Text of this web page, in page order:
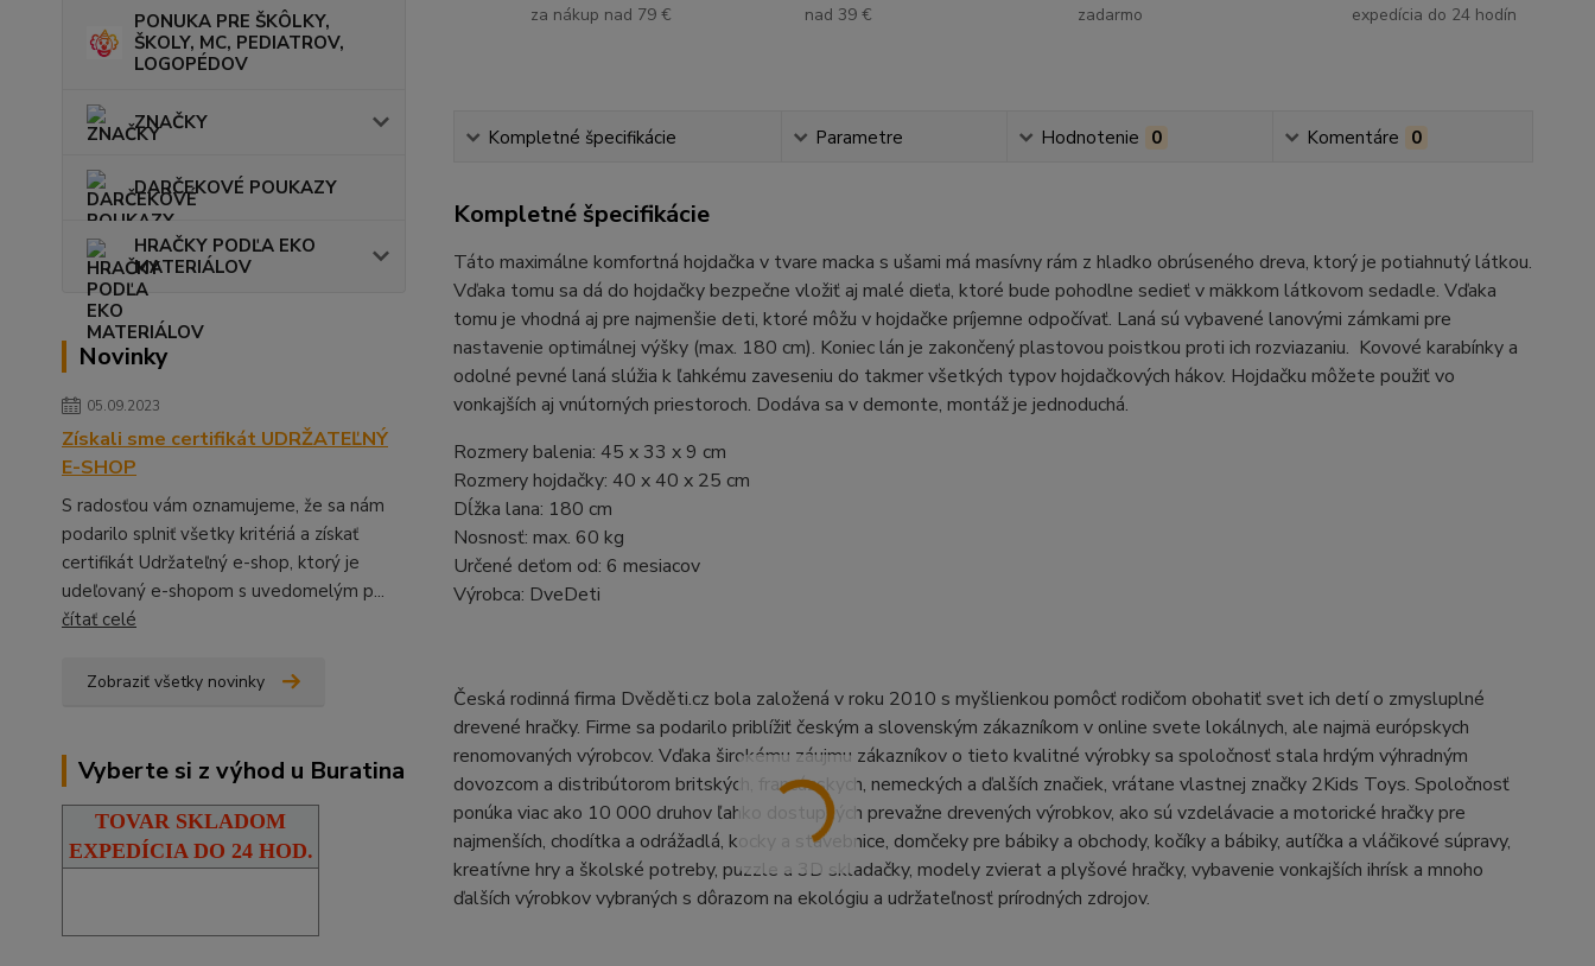
PONUKA PRE ŠKÔLKY,
ŠKOLY, MC, PEDIATROV,
LOGOPÉDOV
ZNAČKY
DARČEKOVÉ POUKAZY
HRAČKY PODĽA EKO
MATERIÁLOV
Novinky
05.09.2023
Získali sme certifikát UDRŽATEĽNÝ
E-SHOP
S radosťou vám oznamujeme, že sa nám
podarilo splniť všetky kritériá a získať
certifikát Udržateľný e-shop, ktorý je
udeľovaný e-shopom s uvedomelým p...
čítať celé
Zobraziť všetky novinky
Vyberte si z výhod u Buratina
TOVAR SKLADOM
EXPEDÍCIA DO 24 HOD.
za nákup nad 79 €
nad 39 €
zadarmo
expedícia do 24 hodín
Kompletné špecifikácie Parametre Hodnotenie 0 Komentáre 0
Kompletné špecifikácie
Táto maximálne komfortná hojdačka v tvare macka s ušami má masívny rám z hladko obrúseného dreva, ktorý je potiahnutý látkou.
Vďaka tomu sa dá do hojdačky bezpečne vložiť aj malé dieťa, ktoré bude pohodlne sedieť v mäkkom látkovom sedadle. Vďaka
tomu je vhodná aj pre najmenšie deti, ktoré môžu v hojdačke príjemne odpočívať. Laná sú vybavené lanovými zámkami pre
nastavenie optimálnej výšky (max. 180 cm). Koniec lán je zakončený plastovou poistkou proti ich rozviazaniu. Kovové karabínky a
odolné pevné laná slúžia k ľahkému zaveseniu do takmer všetkých typov hojdačkových hákov. Hojdačku môžete použiť vo
vonkajších aj vnútorných priestoroch. Dodáva sa v demonte, montáž je jednoduchá.
Rozmery balenia: 45 x 33 x 9 cm
Rozmery hojdačky: 40 x 40 x 25 cm
Dĺžka lana: 180 cm
Nosnosť: max. 60 kg
Určené deťom od: 6 mesiacov
Výrobca: DveDeti
Česká rodinná firma Dvěděti.cz bola založená v roku 2010 s myšlienkou pomôcť rodičom obohatiť svet ich detí o zmysluplné
drevené hračky. Firme sa podarilo priblížiť českým a slovenským zákazníkom v online svete lokálnych, ale najmä európskych
renomovaných výrobcov. Vďaka širokému záujmu zákazníkov o tieto kvalitné výrobky sa spoločnosť stala hrdým výhradným
dovozcom a distribútorom britských, francúzskych, nemeckých a ďalších značiek, vrátane vlastnej značky 2Kids Toys. Spoločnosť
ponúka viac ako 10 000 druhov ľahko dostupných prevažne drevených výrobkov, ako sú vzdelávacie a motorické hračky pre
najmenších, chodítka a odrážadlá, kocky a stavebnice, domčeky pre bábiky a obchody, kočíky a bábiky, autíčka a vláčikové súpravy,
kreatívne hry a školské potreby, puzzle a 3D skladačky, modely zvierat a plyšové hračky, vybavenie vonkajších ihrísk a mnoho
ďalších výrobkov vybraných s dôrazom na ekológiu a udržateľnosť prírodných zdrojov.